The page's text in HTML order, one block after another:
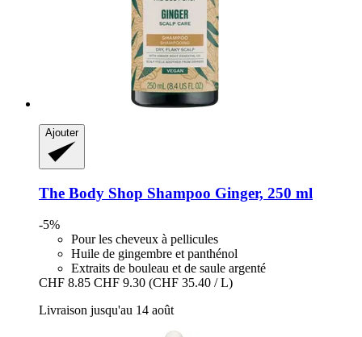
Ajouter
The Body Shop Shampoo Ginger, 250 ml
-5%
Pour les cheveux à pellicules
Huile de gingembre et panthénol
Extraits de bouleau et de saule argenté
CHF 8.85 CHF 9.30 (CHF 35.40 / L)
Livraison jusqu'au 14 août